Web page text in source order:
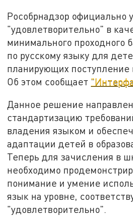
Рособрнадзор официально
"удовлетворительно" в
минимального проходного
по русскому языку для
планирующих
Об этом сообщает
Данное решение
стандартизацию
владения языком и
адаптации детей в
Теперь для зачисления в
необходимо
понимание и умение
язык на уровне,
"удовлетворительно".